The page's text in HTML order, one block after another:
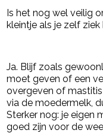
Is het nog wel veilig
kleintje als je zelf ziek
Ja. Blijf zoals
moet geven of een
overgeven of
via de moedermelk,
Sterker nog: je eigen
goed zijn voor de